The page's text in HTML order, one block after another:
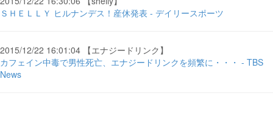
ＳＨＥＬＬＹ ヒルナンデス！産休発表 - デイリースポーツ
2015/12/22 16:01:04 【エナジードリンク】
カフェイン中毒で男性死亡、エナジードリンクを頻繁に・・・ - TBS
News